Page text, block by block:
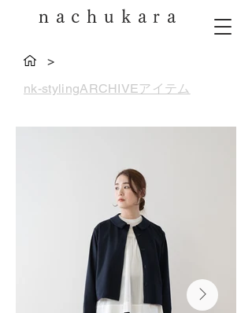
nachukara
>
nk-stylingARCHIVEアイテム